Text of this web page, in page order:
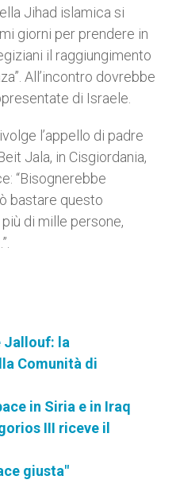
Jihad islamica si
giorni per prendere in
il raggiungimento
All’incontro dovrebbe
di Israele.
l’appello di padre
Jala, in Cisgiordania,
“Bisognerebbe
bastare questo
di mille persone,
Jallouf: la
Comunità di
in Siria e in Iraq
III riceve il
giusta"